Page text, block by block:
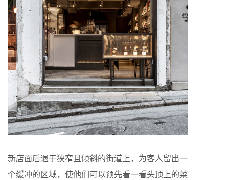
新店面后退于狭窄且倾斜的街道上，为客人留出一
个缓冲的区域，使他们可以预先看一看头顶上的菜